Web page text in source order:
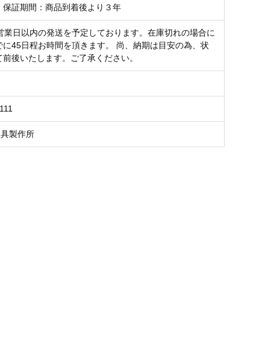
保証期間：商品到着後より３年
業日以内の発送を予定しております。在庫切れの場合に
に45日程お時間を頂きます。 尚、納期は目安の為、状
後いたします。ご了承ください。
製作所